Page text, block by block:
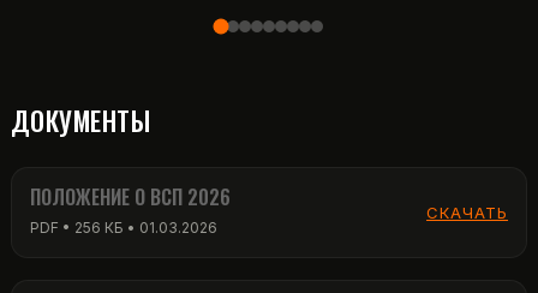
ДОКУМЕНТЫ
ПОЛОЖЕНИЕ О ВСП 2026
PDF • 256 КБ • 01.03.2026
СКАЧАТЬ